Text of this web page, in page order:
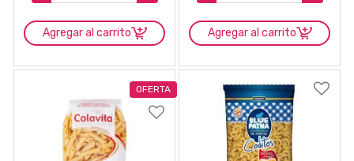
Agregar al carrito Agregar al carrito
OFERTA